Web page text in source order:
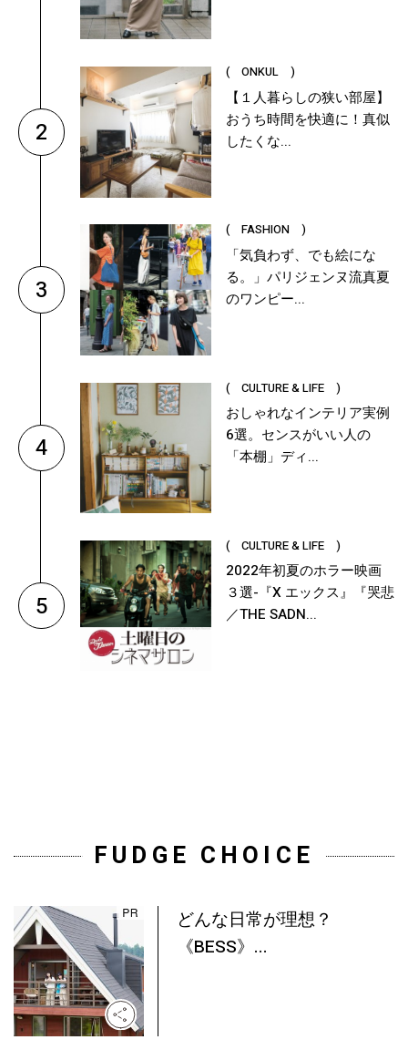
2
( ONKUL )
【１人暮らしの狭い部屋】
おうち時間を快適に！真似
したくな...
3
( FASHION )
「気負わず、でも絵にな
る。」パリジェンヌ流真夏
のワンピー...
4
( CULTURE & LIFE )
おしゃれなインテリア実例
6選。センスがいい人の
「本棚」ディ...
5
( CULTURE & LIFE )
2022年初夏のホラー映画
３選-『X エックス』『哭悲
／THE SADN...
FUDGE CHOICE
どんな日常が理想？
《BESS》...